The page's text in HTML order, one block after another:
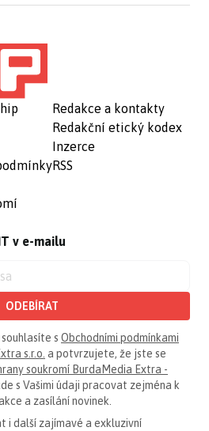
Redakce a kontakty
Redakční etický kodex
Inzerce
RSS
v e-mailu
ODEBÍRAT
s Obchodními podmínkami
s.r.o. a potvrzujete, že jste se
soukromí BurdaMedia Extra -
s Vašimi údaji pracovat zejména k
a zasílání novinek.
i další zajímavé a exkluzivní